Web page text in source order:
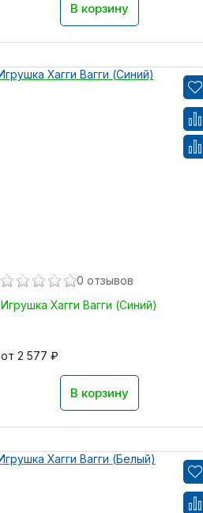
В корзину
0 отзывов
Игрушка Хагги Вагги (Синий)
от 2 577 ₽
В корзину